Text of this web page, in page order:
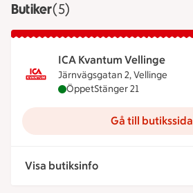
ButikerVisar 5 stycken
(5)
ICA Kvantum Vellinge
Järnvägsgatan 2, Vellinge
ICA Kvantum Vellinge är
ÖppetStänger 21
Gå till
Visa butiksinfo